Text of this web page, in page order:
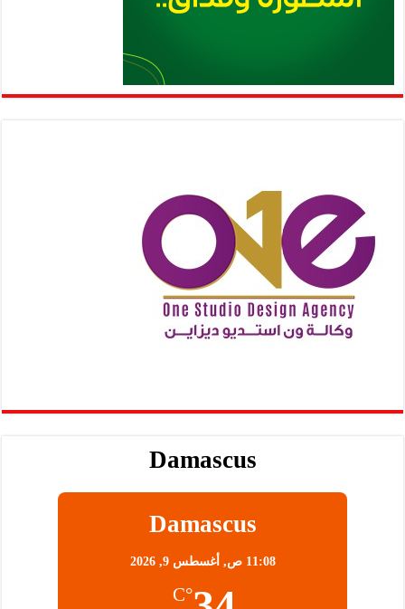
Damascus
Damascus
11:08 ص, أغسطس 9, 2026
°C